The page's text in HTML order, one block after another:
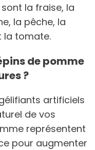
la fraise, la
la pêche, la
la tomate.
de pomme
?
artificiels
de vos
représentent
pour augmenter